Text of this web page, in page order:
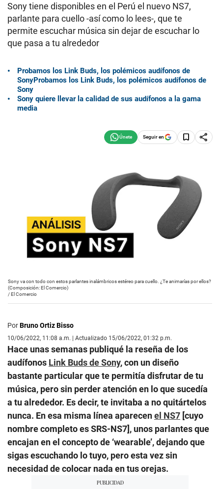
Sony tiene disponibles en el Perú el nuevo NS7,
parlante para cuello -así como lo lees-, que te
permite escuchar música sin dejar de escuchar lo
que pasa a tu alrededor
Probamos los Link Buds, los polémicos audífonos de
SonyProbamos los Link Buds, los polémicos audífonos de
Sony
Sony quiere llevar la calidad de sus audífonos a la gama
media
Seguir en
Sony va con todo con estos parlantes inalámbricos estéreo para cuello. ¿Te animarías por ellos?
(Composición: El Comercio)
/ El Comercio
PorBruno Ortiz Bisso
10/06/2022, 11:08 a.m. | Actualizado 15/06/2022, 01:32 p.m.
Hace unas semanas publiqué la reseña de los
audífonos Link Buds de Sony, con un diseño
bastante particular que te permitía disfrutar de tu
música, pero sin perder atención en lo que sucedía
a tu alrededor. Es decir, te invitaba a no quitártelos
nunca. En esa misma línea aparecenel NS7 [cuyo
nombre completo es SRS-NS7], unos parlantes que
encajan en el concepto de ‘wearable’, dejando que
sigas escuchando lo tuyo, pero esta vez sin
necesidad de colocar nada en tus orejas.